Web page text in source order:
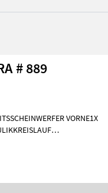
Sonstige G 2700 HD X-TRA # 889
VORNE1X